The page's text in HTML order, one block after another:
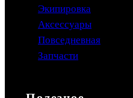
Экипировка
Аксессуары
Повседневная
Запчасти